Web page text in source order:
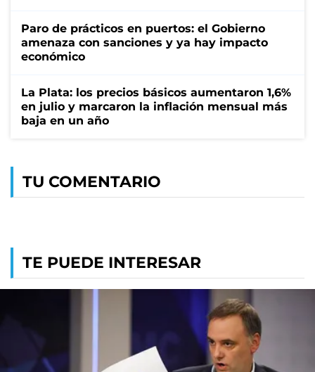
Paro de prácticos en puertos: el Gobierno
amenaza con sanciones y ya hay impacto
económico
La Plata: los precios básicos aumentaron 1,6%
en julio y marcaron la inflación mensual más
baja en un año
TU COMENTARIO
TE PUEDE INTERESAR